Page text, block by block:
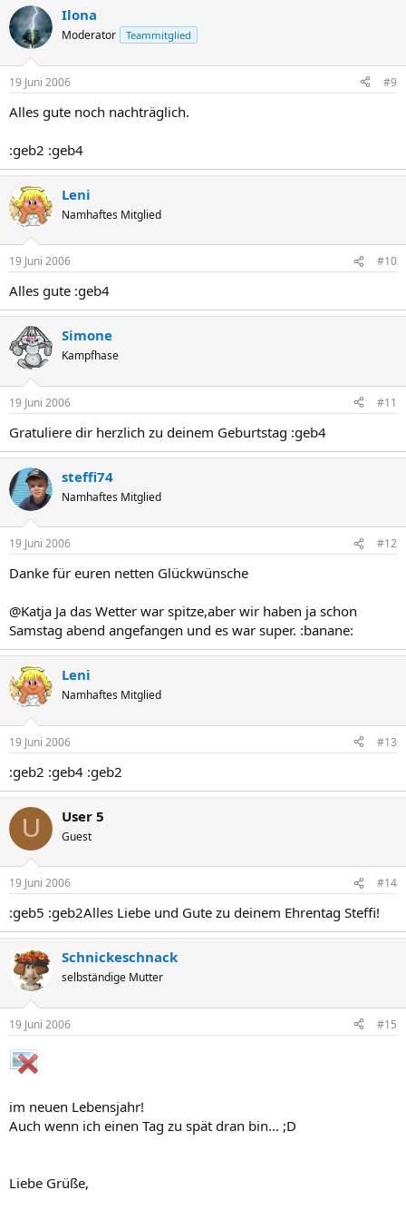
Ilona
Moderator Teammitglied
19 Juni 2006 #9
Alles gute noch nachträglich.
:geb2 :geb4
Leni
Namhaftes Mitglied
19 Juni 2006 #10
Alles gute :geb4
Simone
Kampfhase
19 Juni 2006 #11
Gratuliere dir herzlich zu deinem Geburtstag :geb4
steffi74
Namhaftes Mitglied
19 Juni 2006 #12
Danke für euren netten Glückwünsche
@Katja Ja das Wetter war spitze,aber wir haben ja schon
Samstag abend angefangen und es war super. :banane:
Leni
Namhaftes Mitglied
19 Juni 2006 #13
:geb2 :geb4 :geb2
U User 5
Guest
19 Juni 2006 #14
:geb5 :geb2Alles Liebe und Gute zu deinem Ehrentag Steffi!
Schnickeschnack
selbständige Mutter
19 Juni 2006 #15
im neuen Lebensjahr!
Auch wenn ich einen Tag zu spät dran bin... ;D
Liebe Grüße,